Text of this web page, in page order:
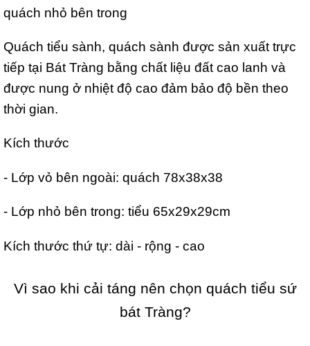
quách nhỏ bên trong
Quách tiểu sành, quách sành được sản xuất trực
tiếp tại Bát Tràng bằng chất liệu đất cao lanh và
được nung ở nhiệt độ cao đảm bảo độ bền theo
thời gian.
Kích thước
- Lớp vỏ bên ngoài: quách 78x38x38
- Lớp nhỏ bên trong: tiểu 65x29x29cm
Kích thước thứ tự: dài - rộng - cao
Vì sao khi cải táng nên chọn quách tiểu sứ
bát Tràng?